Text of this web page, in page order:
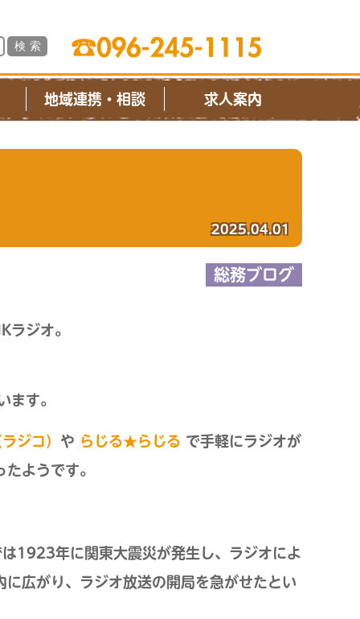
地域連携・相談 求人案内
2025.04.01
総務ブログ
ラジオ。
ます。
ジコ） や らじる★らじる で手軽にラジオが
ようです。
1923年に関東大震災が発生し、ラジオによ
広がり、 ラジオ放送の開局を急がせたとい